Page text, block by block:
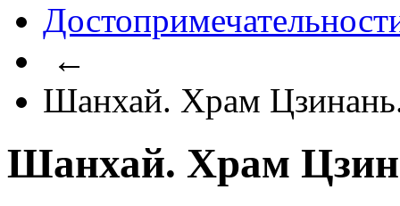
←
Шанхай. Храм
Шанхай. Храм